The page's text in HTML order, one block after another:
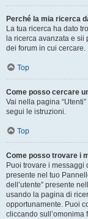
Perché la mia ricerca
La tua ricerca ha dato
la ricerca avanzata e
dei forum in cui cercare.
Top
Come posso cercare
Vai nella pagina
segui le istruzioni.
Top
Come posso trovare i
Puoi trovare i messaggi
presente nel tuo
dell’utente” presente
usando la pagina di
opportunamente. Puoi
cliccando sull’omonima